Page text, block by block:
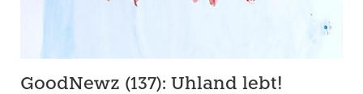
GoodNewz (137): Uhland lebt!